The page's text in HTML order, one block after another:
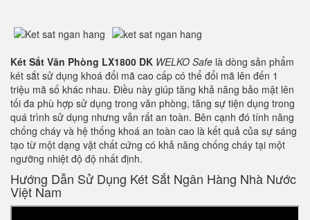
Két Sắt Văn Phòng LX1800 DK WELKO Safe là dòng sản phẩm
két sắt sử dụng khoá đổi mã cao cấp có thể đổi mã lên đến 1
triệu mã số khác nhau. Điều này giúp tăng khả năng bảo mật lên
tối đa phù hợp sử dụng trong văn phòng, tăng sự tiện dụng trong
quá trình sử dụng nhưng vẫn rất an toàn. Bên cạnh đó tính năng
chống cháy và hệ thống khoá an toàn cao là kết quả của sự sáng
tạo từ một dạng vật chất cứng có khả năng chống cháy tại một
ngưỡng nhiệt độ độ nhất định.
Hướng Dẫn Sử Dụng Két Sắt Ngân Hàng Nhà Nước
Việt Nam